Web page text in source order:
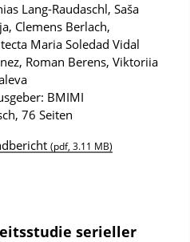
Lang-Raudaschl, Saša
Clemens Berlach,
Maria Soledad Vidal
Roman Berens, Viktoriia
BMIMI
76 Seiten
(pdf, 3.11 MB)
serieller